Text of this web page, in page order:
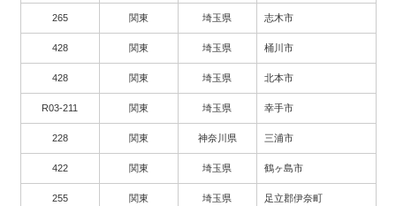
265 関東 埼玉県 志木市
428 関東 埼玉県 桶川市
428 関東 埼玉県 北本市
R03-211 関東 埼玉県 幸手市
228 関東 神奈川県 三浦市
422 関東 埼玉県 鶴ヶ島市
255 関東 埼玉県 足立郡伊奈町